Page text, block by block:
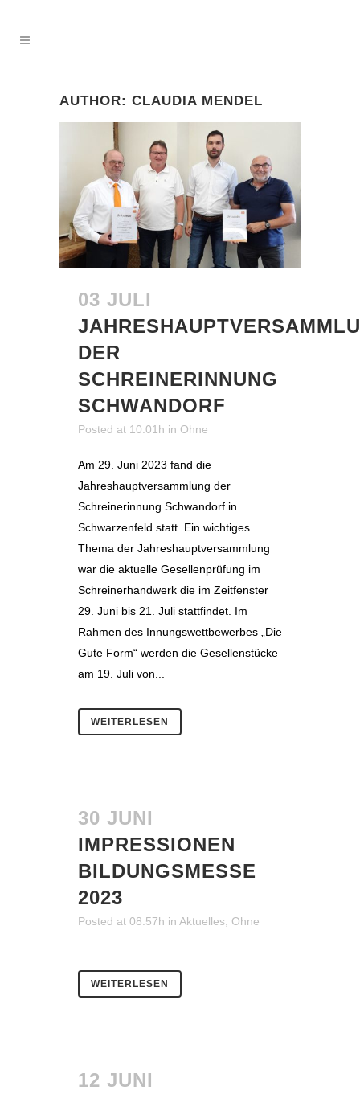
AUTHOR: CLAUDIA MENDEL
03 JULI
DER
SCHREINERINNUNG
SCHWANDORF
Posted at 10:01h in Ohne
Am 29. Juni 2023 fand die
Jahreshauptversammlung der
Schreinerinnung Schwandorf in
Schwarzenfeld statt. Ein wichtiges
Thema der Jahreshauptversammlung
war die aktuelle Gesellenprüfung im
Schreinerhandwerk die im Zeitfenster
29. Juni bis 21. Juli stattfindet. Im
Rahmen des Innungswettbewerbes „Die
Gute Form“ werden die Gesellenstücke
am 19. Juli von...
WEITERLESEN
30 JUNI
IMPRESSIONEN
BILDUNGSMESSE
2023
Posted at 08:57h in Aktuelles Ohne
WEITERLESEN
12 JUNI